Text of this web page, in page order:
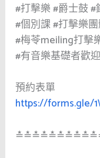
#打擊樂#爵士鼓#
#個別課#打擊樂
#梅苓meiling打擊
#有音樂基礎者歡
預約表單
https://forms.gle/